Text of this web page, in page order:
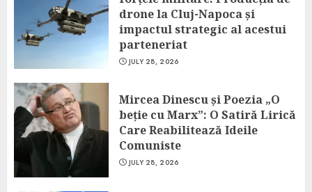
drone la Cluj-Napoca și
impactul strategic al acestui
parteneriat
JULY 28, 2026
Mircea Dinescu și Poezia „O
beție cu Marx”: O Satiră Lirică
Care Reabilitează Ideile
Comuniste
JULY 28, 2026